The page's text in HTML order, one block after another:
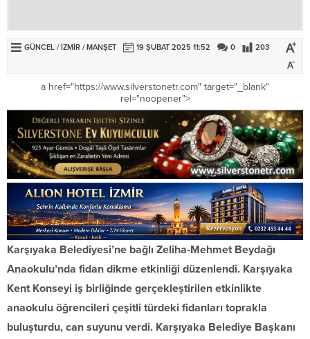
GÜNCEL /İZMİR /MANŞET 19 ŞUBAT 2025 11:52 0 203
a href="https://www.silverstonetr.com" target="_blank"
rel="noopener">
Karşıyaka Belediyesi’ne bağlı Zeliha-Mehmet Beydağı
Anaokulu’nda fidan dikme etkinliği düzenlendi. Karşıyaka
Kent Konseyi iş birliğinde gerçekleştirilen etkinlikte
anaokulu öğrencileri çeşitli türdeki fidanları toprakla
buluşturdu, can suyunu verdi. Karşıyaka Belediye Başkanı